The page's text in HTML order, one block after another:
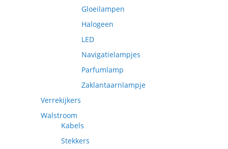
Gloeilampen
Halogeen
LED
Navigatielampjes
Parfumlamp
Zaklantaarnlampje
Verrekijkers
Walstroom
Kabels
Stekkers